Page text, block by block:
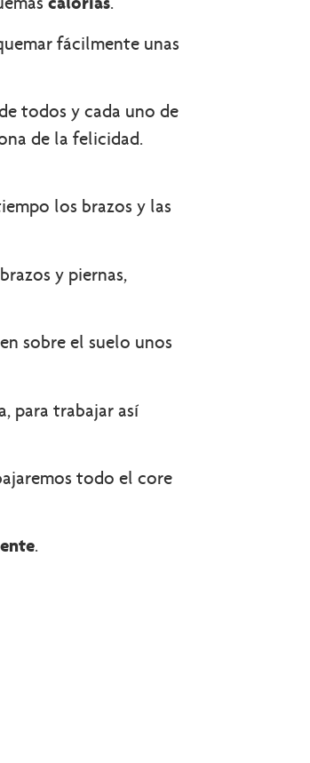
fácilmente unas
todos y cada uno de
de la felicidad.
los brazos y las
y piernas,
sobre el suelo unos
para trabajar así
todo el core
.